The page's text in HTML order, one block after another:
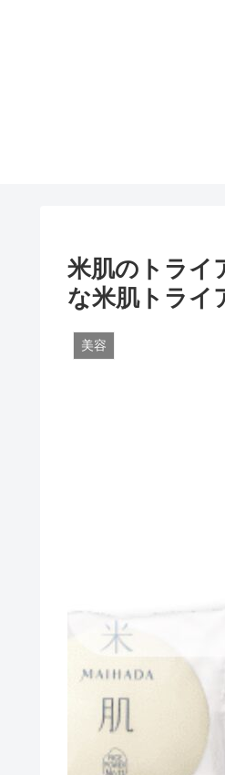
米肌のトライ
な米肌トライ
美容